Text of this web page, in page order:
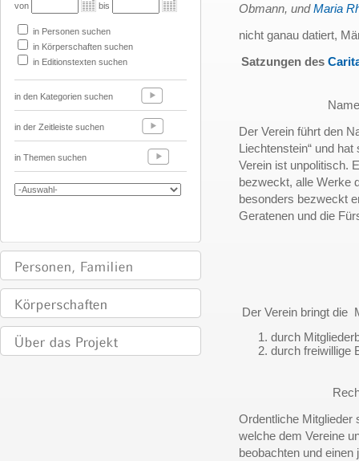
von bis
in Personen suchen
in Körperschaften suchen
in Editionstexten suchen
in den Kategorien suchen
in der Zeitleiste suchen
in Themen suchen
Obmann, undMaria
nicht ganau datiert,
Satzungen des
Der Verein führt den
Liechtenstein“ und
Verein ist unpolitisch.
bezweckt, alle Werke
besonders bezweckt
Geratenen und die
Der Verein bringt die
durch
durch freiwillige
Ordentliche Mitglieder
welche dem Vereine
beobachten und